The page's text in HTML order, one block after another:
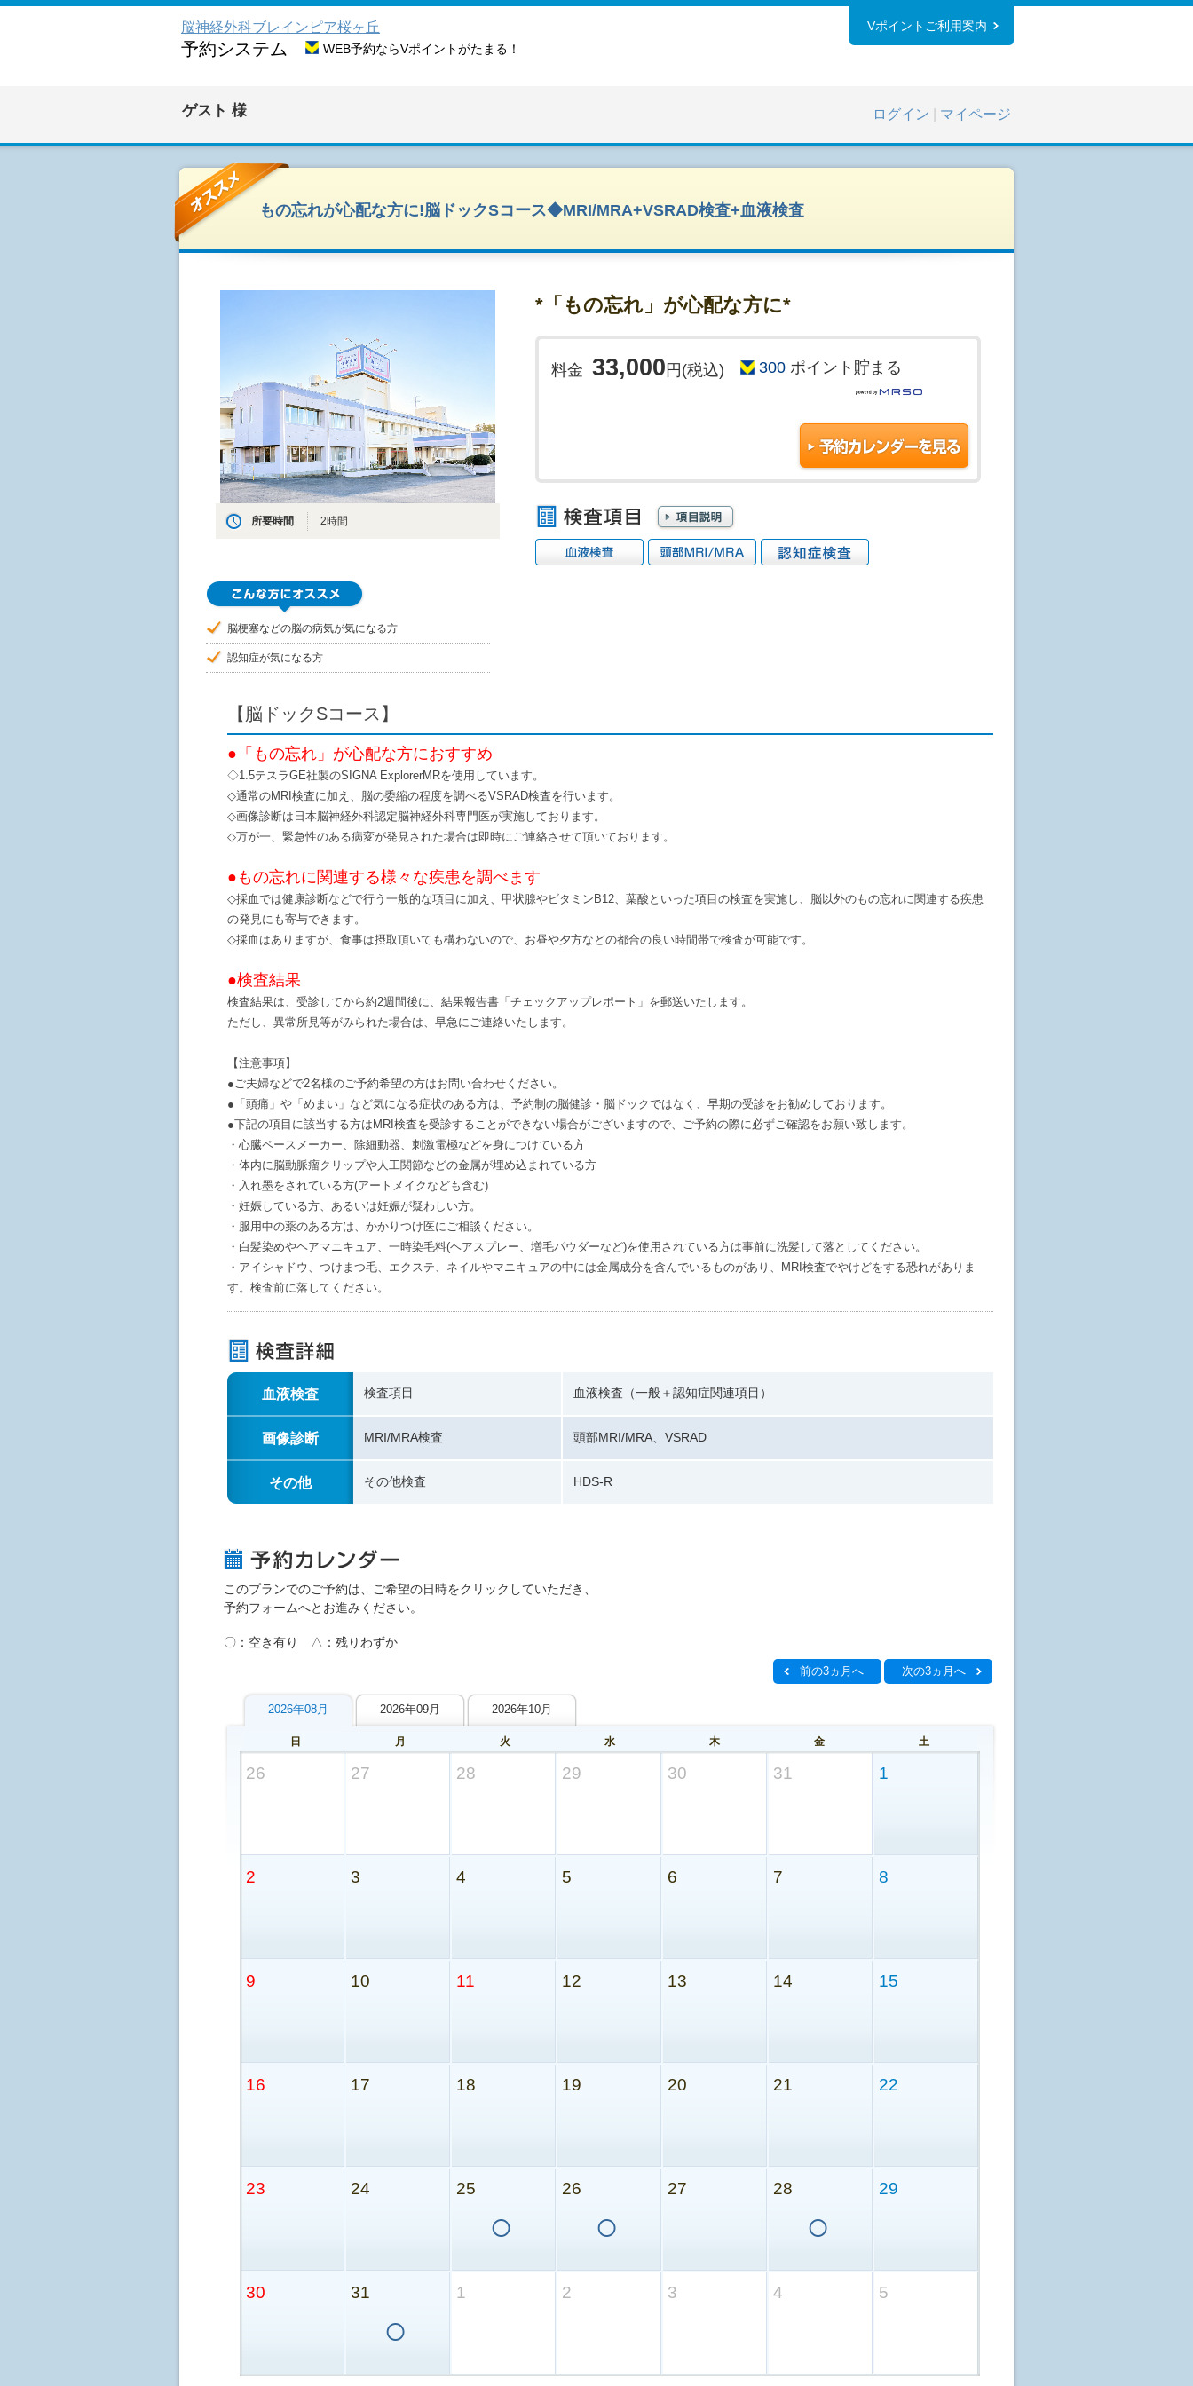
脳神経外科ブレインピア桜ヶ丘
予約システム WEB予約ならVポイントがたまる！
Vポイントご利用案内
ゲスト 様 ログイン マイページ
もの忘れが心配な方に!脳ドックSコース◆MRI/MRA+VSRAD検査+血液検査
所要時間 2時間
脳梗塞などの脳の病気が気になる方
認知症が気になる方
*「もの忘れ」が心配な方に*
料金 33,000円(税込) 300 ポイント貯まる
【脳ドックSコース】
●「もの忘れ」が心配な方におすすめ
◇1.5テスラGE社製のSIGNA ExplorerMRを使用しています。
◇通常のMRI検査に加え、脳の委縮の程度を調べるVSRAD検査を行います。
◇画像診断は日本脳神経外科認定脳神経外科専門医が実施しております。
◇万が一、緊急性のある病変が発見された場合は即時にご連絡させて頂いております。
●もの忘れに関連する様々な疾患を調べます
◇採血では健康診断などで行う一般的な項目に加え、甲状腺やビタミンB12、葉酸といった項目の検査を実施し、脳以外のもの忘れに関連する疾患
の発見にも寄与できます。
◇採血はありますが、食事は摂取頂いても構わないので、お昼や夕方などの都合の良い時間帯で検査が可能です。
●検査結果
検査結果は、受診してから約2週間後に、結果報告書「チェックアップレポート」を郵送いたします。
ただし、異常所見等がみられた場合は、早急にご連絡いたします。
【注意事項】
●ご夫婦などで2名様のご予約希望の方はお問い合わせください。
●「頭痛」や「めまい」など気になる症状のある方は、予約制の脳健診・脳ドックではなく、早期の受診をお勧めしております。
●下記の項目に該当する方はMRI検査を受診することができない場合がございますので、ご予約の際に必ずご確認をお願い致します。
・心臓ペースメーカー、除細動器、刺激電極などを身につけている方
・体内に脳動脈瘤クリップや人工関節などの金属が埋め込まれている方
・入れ墨をされている方(アートメイクなども含む)
・妊娠している方、あるいは妊娠が疑わしい方。
・服用中の薬のある方は、かかりつけ医にご相談ください。
・白髪染めやヘアマニキュア、一時染毛料(ヘアスプレー、増毛パウダーなど)を使用されている方は事前に洗髪して落としてください。
・アイシャドウ、つけまつ毛、エクステ、ネイルやマニキュアの中には金属成分を含んでいるものがあり、MRI検査でやけどをする恐れがありま
す。検査前に落してください。
血液検査 検査項目 血液検査（一般＋認知症関連項目）
画像診断 MRI/MRA検査 頭部MRI/MRA、VSRAD
その他 その他検査 HDS-R
このプランでのご予約は、ご希望の日時をクリックしていただき、
予約フォームへとお進みください。
〇：空き有り △：残りわずか
前の3ヵ月へ 次の3ヵ月へ
2026年08月 2026年09月 2026年10月
日 月 火 水 木 金 土
26 27 28 29 30 31 1
2 3 4 5 6 7 8
9 10 11 12 13 14 15
16 17 18 19 20 21 22
23 24 25
○
26
○
27 28
○
29
30 31
○
1 2 3 4 5